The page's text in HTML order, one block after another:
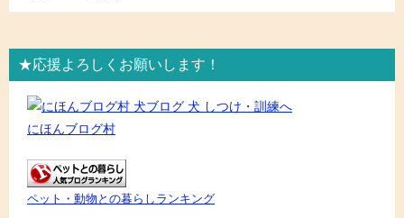
★応援よろしくお願いします！
にほんブログ村
ペット・動物との暮らしランキング